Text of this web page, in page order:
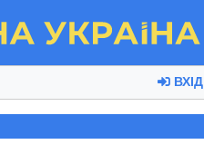
ВХІД